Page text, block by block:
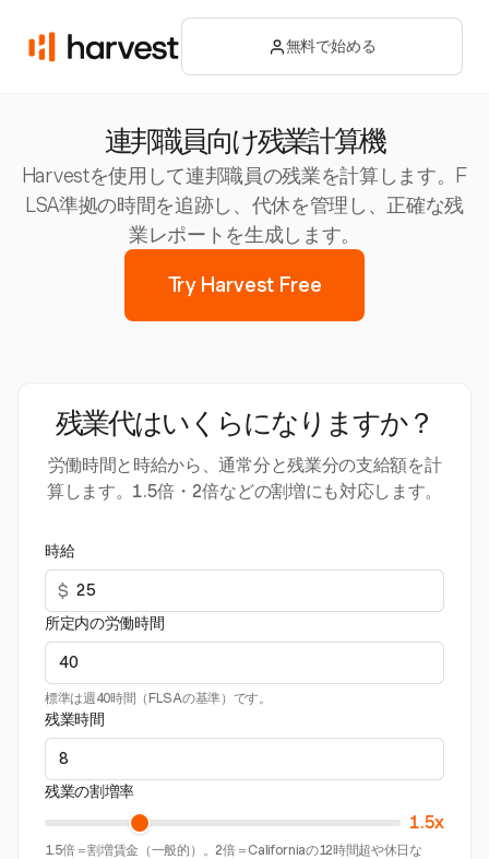
無料で始める
連邦職員向け残業計算機
Harvestを使用して連邦職員の残業を計算します。F
LSA準拠の時間を追跡し、代休を管理し、正確な残
業レポートを生成します。
Try Harvest Free
残業代はいくらになりますか？
労働時間と時給から、通常分と残業分の支給額を計
算します。1.5倍・2倍などの割増にも対応します。
時給
$
所定内の労働時間
標準は週40時間（FLSAの基準）です。
残業時間
残業の割増率
1.5x
1.5倍＝割増賃金（一般的）。2倍＝Californiaの12時間超や休日な